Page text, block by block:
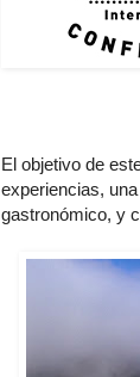
El objetivo de
experiencias,
gastronómico, y